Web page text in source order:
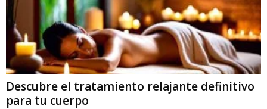
Descubre el tratamiento relajante definitivo
para tu cuerpo